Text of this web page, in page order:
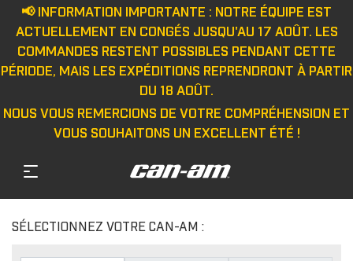
📢 INFORMATION IMPORTANTE : NOTRE ÉQUIPE EST
ACTUELLEMENT EN CONGÉS JUSQU'AU 17 AOÛT. LES
COMMANDES RESTENT POSSIBLES PENDANT CETTE
PÉRIODE, MAIS LES EXPÉDITIONS REPRENDRONT À PARTIR
DU 18 AOÛT.
NOUS VOUS REMERCIONS DE VOTRE COMPRÉHENSION ET
VOUS SOUHAITONS UN EXCELLENT ÉTÉ !
SÉLECTIONNEZ VOTRE CAN-AM :